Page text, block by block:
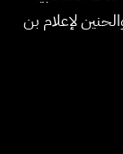
لإعلام بن